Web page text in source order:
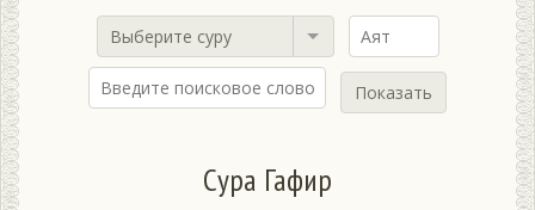
Выберите суру
Показать
Сура Гафир